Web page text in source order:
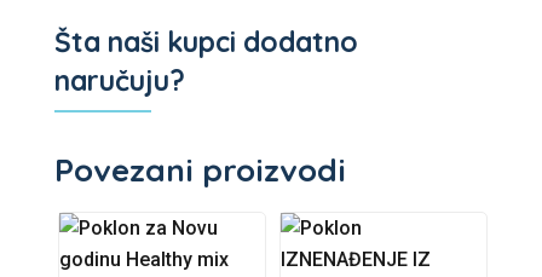
Šta naši kupci dodatno
naručuju?
Povezani proizvodi
This
product
This
product